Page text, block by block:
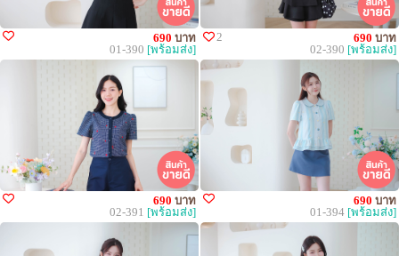
690 บาท
01-390 [พร้อมส่ง]
2 690 บาท
02-390 [พร้อมส่ง]
690 บาท
02-391 [พร้อมส่ง]
690 บาท
01-394 [พร้อมส่ง]